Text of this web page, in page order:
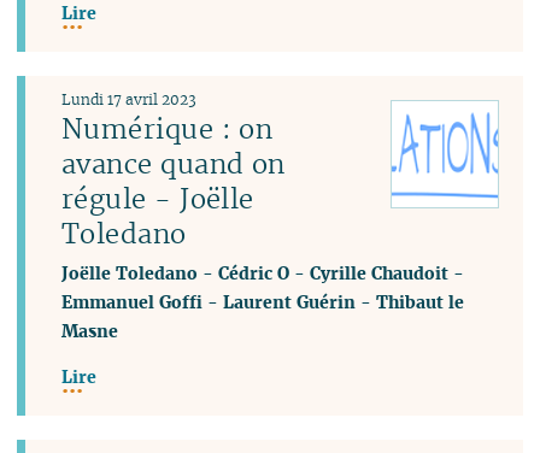
Lire
Numérique : on
avance quand on
régule - Joëlle
Toledano
Lundi 17 avril 2023
Joëlle Toledano -Cédric O -Cyrille Chaudoit -
Emmanuel Goffi -Laurent Guérin -Thibaut le
Masne
Lire